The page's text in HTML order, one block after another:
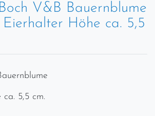
V&B Bauernblume
Eierhalter Höhe ca. 5,5
ca. 5,5 cm.